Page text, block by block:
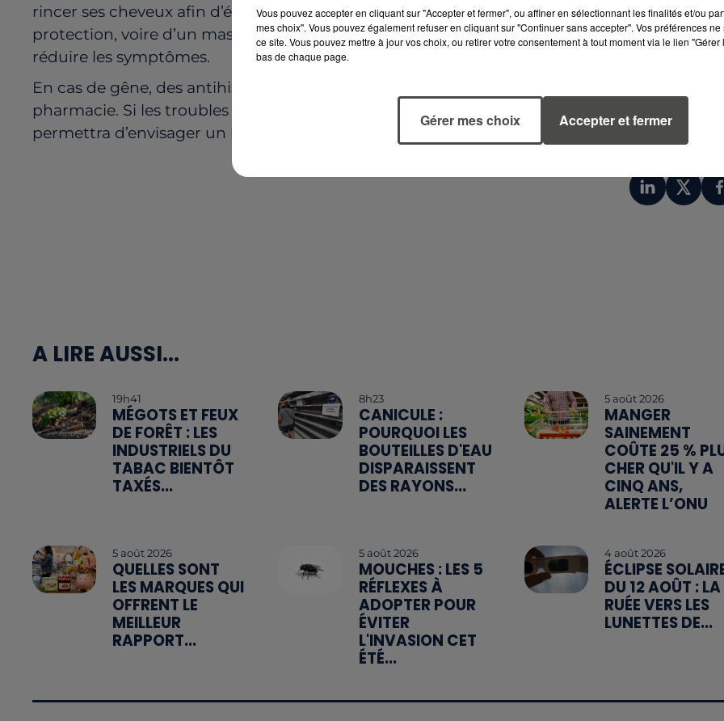
rincer ses cheveux afin d’éliminer les particules accumulées. Le port de lunettes de
protection, voire d’un masque lors d’activités comme le jardinage ou la tonte, peut aussi
réduire les symptômes.
En cas de gêne, des antihistaminiques ou des traitements locaux sont disponibles en
pharmacie. Si les troubles persistent ou s’intensifient, une consultation chez un spécialiste
permettra d’envisager un bilan allergologique et, si nécessaire, une désensibilisation.
A LIRE AUSSI...
19h41
MÉGOTS ET FEUX
DE FORÊT : LES
INDUSTRIELS DU
TABAC BIENTÔT
TAXÉS...
8h23
CANICULE :
POURQUOI LES
BOUTEILLES D'EAU
DISPARAISSENT
DES RAYONS...
5 août 2026
MANGER
SAINEMENT
COÛTE 25 %
CHER QU'IL Y A
CINQ ANS,
ALERTE L’ONU
5 août 2026
QUELLES SONT
LES MARQUES QUI
OFFRENT LE
MEILLEUR
RAPPORT...
5 août 2026
MOUCHES : LES 5
RÉFLEXES À
ADOPTER POUR
ÉVITER
L'INVASION CET
ÉTÉ...
4 août 2026
ÉCLIPSE
DU 12 AOÛT : LA
RUÉE VERS LES
LUNETTES DE...
Vous pouvez accepter en cliquant sur "Accepter et fermer", ou affiner en sélectionnant les finalités et/ou
mes choix". Vous pouvez également refuser en cliquant sur "Continuer sans accepter". Vos préférences
ce site. Vous pouvez mettre à jour vos choix, ou retirer votre consentement à tout moment via le lien
bas de chaque page.
Gérer mes choix Accepter et fermer